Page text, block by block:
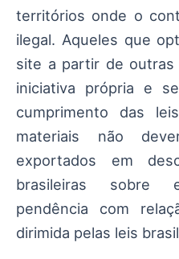
territórios onde o
ilegal. Aqueles que
site a partir de outras
iniciativa própria e
cumprimento das
materiais não
exportados em
brasileiras sobre
pendência com
dirimida pelas leis